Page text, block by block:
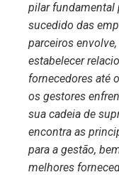
pilar fundamental
sucedido das
parceiros
estabelecer
fornecedores até
os gestores
sua cadeia de
encontra as
para a gestão,
melhores